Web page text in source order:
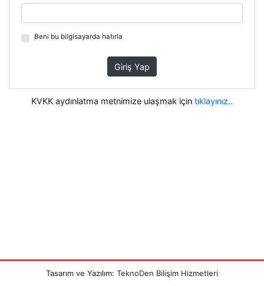
Beni bu bilgisayarda hatırla
Giriş Yap
KVKK aydınlatma metnimize ulaşmak için tıklayınız..
Tasarım ve Yazılım: TeknoDen Bilişim Hizmetleri